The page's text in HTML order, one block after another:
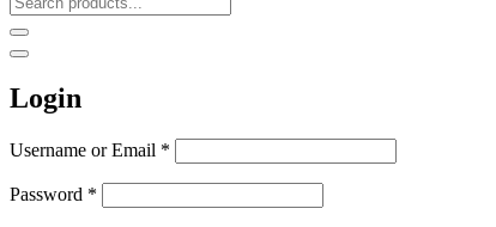
Login
Username or Email *
Password *